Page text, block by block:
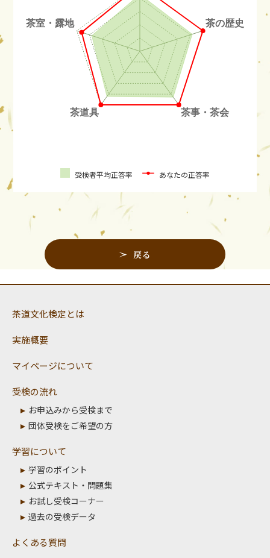
受検者平均正答率 あなたの正答率
戻る
茶道文化検定とは
実施概要
マイページについて
受検の流れ
お申込みから受検まで
団体受検をご希望の方
学習について
学習のポイント
公式テキスト・問題集
お試し受検コーナー
過去の受検データ
よくある質問